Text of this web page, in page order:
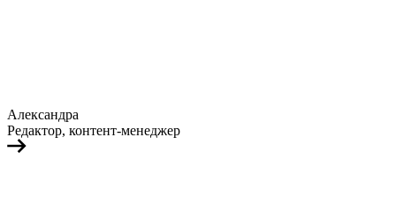
Александра
Редактор, контент-менеджер